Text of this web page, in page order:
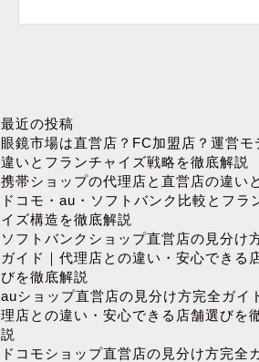
最近の投稿
眼鏡市場は直営店？FC加盟店？運営モ
違いとフランチャイズ戦略を徹底解説
携帯ショップの代理店と直営店の違い
ドコモ・au・ソフトバンク比較とフラ
イズ構造を徹底解説
ソフトバンクショップ直営店の見分け
ガイド｜代理店との違い・安心できる
びを徹底解説
auショップ直営店の見分け方完全ガイ
理店との違い・安心できる店舗選びを
説
ドコモショップ直営店の見分け方完全